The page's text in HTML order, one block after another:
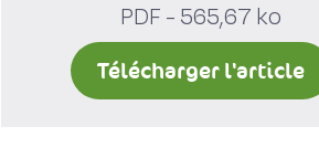
PDF - 565,67 ko
Télécharger l'article